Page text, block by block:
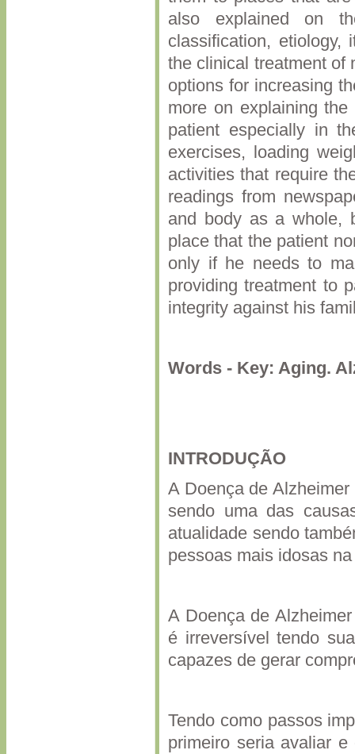
also explained on
classification, etiology,
the clinical treatment of
options for increasing
more on explaining
patient especially in
exercises, loading
activities that require
readings from
and body as a whole,
place that the patient
only if he needs to
providing treatment to
integrity against his
Words - Key: Aging.
INTRODUÇÃO
A Doença de
sendo uma das
atualidade sendo
pessoas mais idosas
A Doença de
é irreversível tendo
capazes de gerar
Tendo como passos
primeiro seria avaliar